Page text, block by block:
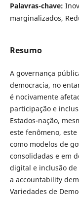
Palavras-chave:
marginalizados,
Resumo
A governança
democracia, no
é nocivamente
participação e
Estados-nação,
este fenômeno,
como modelos de
consolidadas e em
digital e inclusão
a accountability
Variedades de